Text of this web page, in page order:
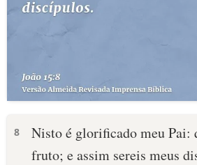
8
Nisto é glorificado meu Pai:
fruto; e assim sereis meus